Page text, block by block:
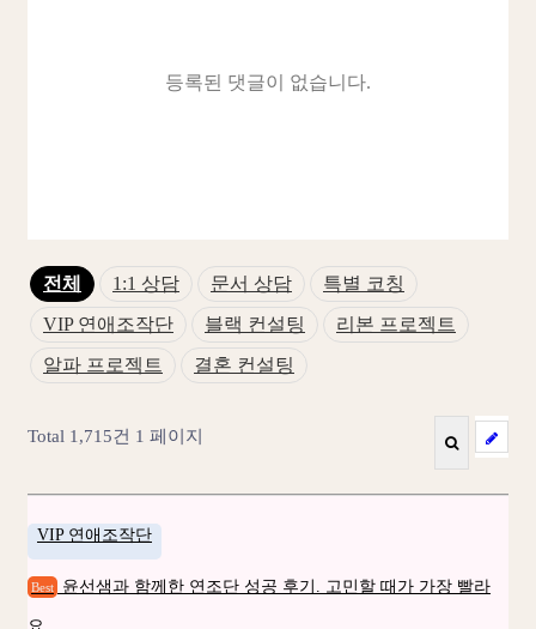
등록된 댓글이 없습니다.
전체 1:1 상담 문서 상담
특별 코칭
VIP 연애조작단
블랙 컨설팅
리본 프로젝트
알파 프로젝트
결혼 컨설팅
Total 1,715건 1 페이지
VIP 연애조작단
Best 윤선샘과 함께한 연조단 성공 후기. 고민할 때가 가장 빨라